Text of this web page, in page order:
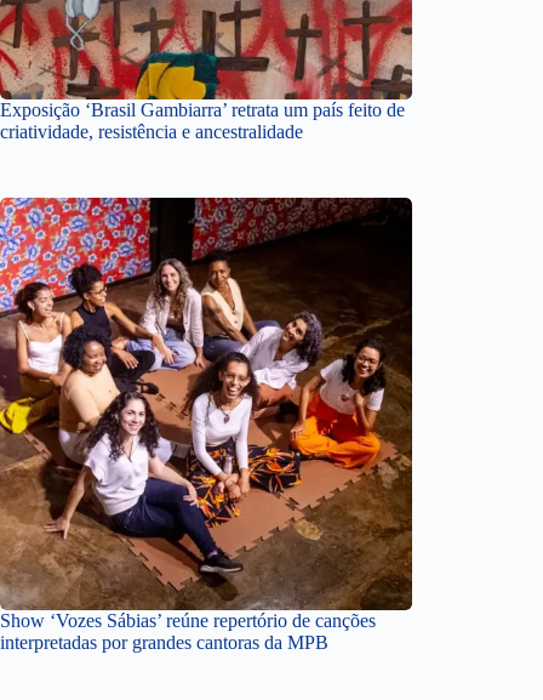
Exposição ‘Brasil Gambiarra’ retrata um país feito de
criatividade, resistência e ancestralidade
Show ‘Vozes Sábias’ reúne repertório de canções
interpretadas por grandes cantoras da MPB